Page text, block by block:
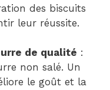
des biscuits
leur réussite.
de qualité :
non salé. Un
le goût et la